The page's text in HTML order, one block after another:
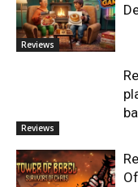
Reviews
Reviews